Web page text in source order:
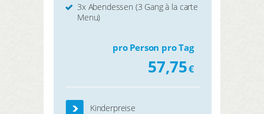
3x Abendessen (3 Gang à la carte
Menu)
pro Person pro Tag
57,75€
Kinderpreise